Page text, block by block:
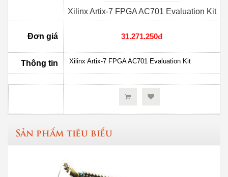
Xilinx Artix-7 FPGA AC701 Evaluation Kit
Đơn giá 31.271.250đ
Thông tin Xilinx Artix-7 FPGA AC701 Evaluation Kit
Sản phẩm tiêu biểu